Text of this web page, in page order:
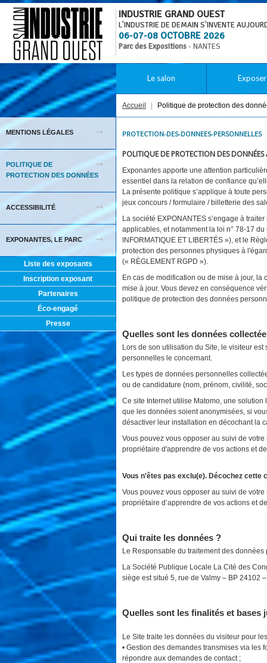
INDUSTRIE GRAND OUEST
L'INDUSTRIE DE DEMAIN S'INVENTE
06-07-08 OCTOBRE 2026
Parc des Expositions- NANTES
Le salon Exposer
MENTIONS LÉGALES
POLITIQUE DE
PROTECTION DES DONNÉES
ACCESSIBILITÉ
EXPONANTES, LE PARC
Liste des exposants
Inscription exposant
Partenaires
Éco-engagé
Presse
Accueil Politique de protection des
PROTECTION-DES-DONNEES-PERSONNELLES
POLITIQUE DE PROTECTION DES DONNÉES
Exponantes apporte une attention
essentiel dans la relation de confiance
La présente politique s’applique à toute
jeux concours / formulaire / billetterie des
La société EXPONANTES s’engage à
applicables, et notamment la loi n° 78-17
INFORMATIQUE ET LIBERTÉS »), et le
protection des personnes physiques à
(« RÈGLEMENT RGPD »).
En cas de modification ou de mise à jour,
mise à jour. Vous devez en conséquence
politique de protection des données
Quelles sont les données
Lors de son utilisation du Site, le visiteur
personnelles le concernant.
Les types de données personnelles
ou de candidature (nom, prénom, civilité,
Ce site Internet utilise Matomo, une
que les données soient anonymisées, si
désactiver leur installation en décochant la
Vous pouvez vous opposer au suivi de
propriétaire d'apprendre de vos actions et
Vous n'êtes pas exclu(e). Décochez cette
Vous pouvez vous opposer au suivi de
propriétaire d’apprendre de vos actions et
Qui traite les données ?
Le Responsable du traitement des
La Société Publique Locale La Cité des
siège est situé 5, rue de Valmy – BP 24102
Quelles sont les finalités et bases
Le Site traite les données du visiteur pour
• Gestion des demandes transmises via les
répondre aux demandes de contact ;